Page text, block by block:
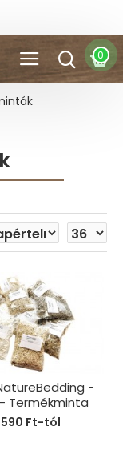
0
-
Termékminta
590 Ft-tól